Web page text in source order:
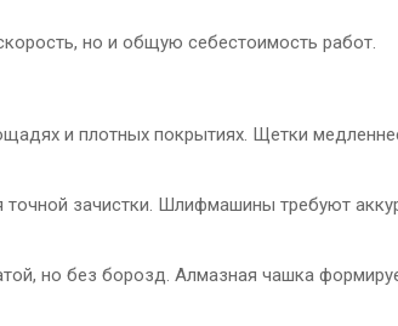
но и общую себестоимость работ.
и плотных покрытиях. Щетки
зачистки. Шлифмашины требуют
но без борозд. Алмазная чашка